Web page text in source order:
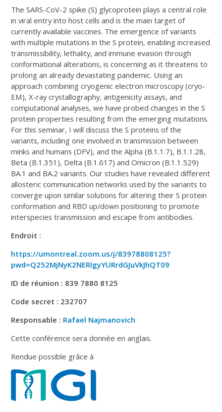
The SARS-CoV-2 spike (S) glycoprotein plays a central role
in viral entry into host cells and is the main target of
currently available vaccines. The emergence of variants
with multiple mutations in the S protein, enabling increased
transmissibility, lethality, and immune evasion through
conformational alterations, is concerning as it threatens to
prolong an already devastating pandemic. Using an
approach combining cryogenic electron microscopy (cryo-
EM), X-ray crystallography, antigenicity assays, and
computational analyses, we have probed changes in the S
protein properties resulting from the emerging mutations.
For this seminar, I will discuss the S proteins of the
variants, including one involved in transmission between
minks and humans (DFV), and the Alpha (B.1.1.7), B.1.1.28,
Beta (B.1.351), Delta (B.1.617) and Omicron (B.1.1.529)
BA.1 and BA.2 variants. Our studies have revealed different
allosteric communication networks used by the variants to
converge upon similar solutions for altering their S protein
conformation and RBD up/down positioning to promote
interspecies transmission and escape from antibodies.
Endroit :
https://umontreal.zoom.us/j/83978808125?
pwd=Q252MjNyK2NERlgyYURrdGJuVkJhQT09
ID de réunion : 839 7880 8125
Code secret : 232707
Responsable : Rafael Najmanovich
Cette conférence sera donnée en anglais.
Rendue possible grâce à